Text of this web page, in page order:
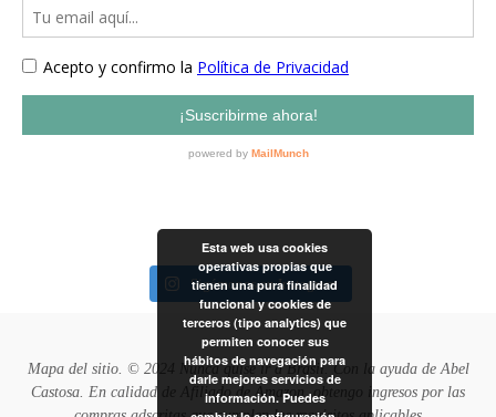
Sigámonos en Instagram
Mapa del sitio. © 2024 Nunca quise ir a Brasil. Con la ayuda de Abel
Castosa . En calidad de Afiliado de Amazon, obtengo ingresos por las
Esta web usa cookies
operativas propias que
tienen una pura finalidad
funcional y cookies de
terceros (tipo analytics) que
permiten conocer sus
hábitos de navegación para
darle mejores servicios de
información. Puedes